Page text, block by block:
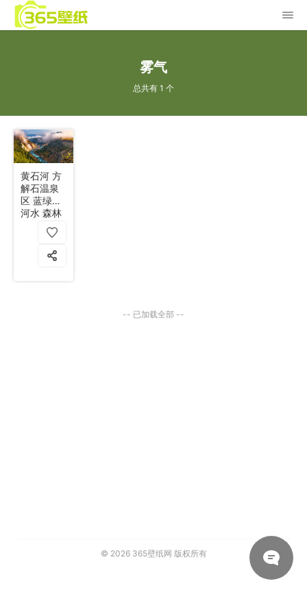
雾气
总共有 1 个
黄石河 方
解石温泉
区 蓝绿色
河水 森林
山峦 云雾
-- 已加载全部 --
© 2026 365壁纸网 版权所有